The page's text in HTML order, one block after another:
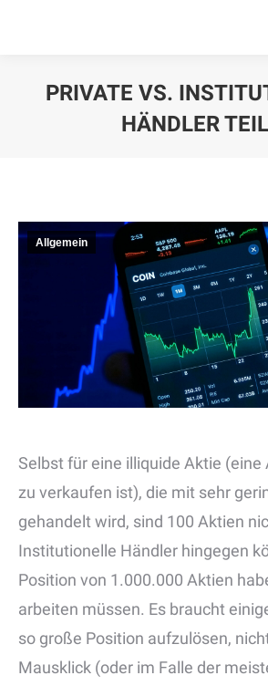
PRIVATE VS.
HÄNDLER
Allgemein
Selbst für eine illiquide Aktie (eine
zu verkaufen ist), die mit sehr
gehandelt wird, sind 100 Aktien
Institutionelle Händler hingegen
Position von 1.000.000 Aktien
arbeiten müssen. Es braucht
so große Position aufzulösen,
Mausklick (oder im Falle der